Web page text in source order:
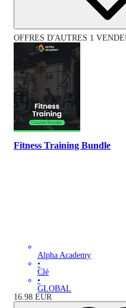
OFFRES D'AUTRES 1
Fitness Training Bundle
Alpha Academy
•
Clé
•
GLOBAL
16.98 EUR